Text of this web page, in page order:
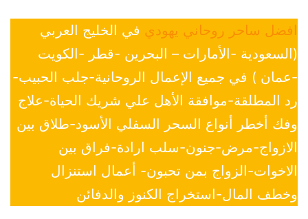
افضل ساحر روحاني يهودي في الخليج العربي
(السعودية -الأمارات – البحرين -قطر -الكويت
-عمان ) في جميع الإعمال الروحانية-جلب الحبيب-
رد المطلقة-موافقة الأهل علي شريك الحياة-علاج
وفك أخطر أنواع السحر السفلي الأسود-طلاق بين
الازواج-مرض-جنون-سلب ارادة-فراق بين
الاخوات-الزواج بمن تحبون- أعمال استنزال
وخطف المال-استخراج الكنوز والدفائن